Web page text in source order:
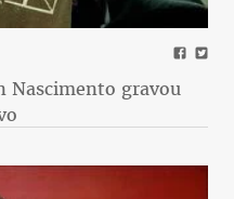
gravou